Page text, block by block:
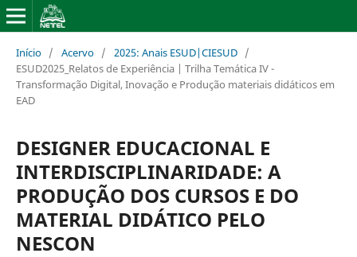
Início / Acervo / 2025: Anais ESUD|CIESUD /
ESUD2025_Relatos de Experiência | Trilha Temática IV -
Transformação Digital, Inovação e Produção materiais didáticos em
EAD
DESIGNER EDUCACIONAL E
INTERDISCIPLINARIDADE: A
PRODUÇÃO DOS CURSOS E DO
MATERIAL DIDÁTICO PELO
NESCON